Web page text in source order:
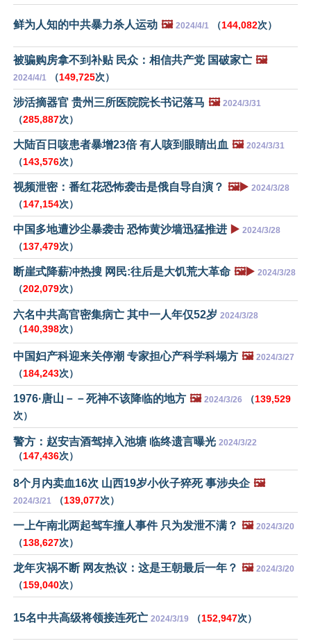
鲜为人知的中共暴力杀人运动 🖼️ 2024/4/1 （144,082次）
被骗购房拿不到补贴 民众：相信共产党 国破家亡 🖼️
2024/4/1 （149,725次）
涉活摘器官 贵州三所医院院长书记落马 🖼️ 2024/3/31
（285,887次）
大陆百日咳患者暴增23倍 有人咳到眼睛出血 🖼️ 2024/3/31
（143,576次）
视频泄密：番红花恐怖袭击是俄自导自演？ 🖼️▶️ 2024/3/28
（147,154次）
中国多地遭沙尘暴袭击 恐怖黄沙墙迅猛推进 ▶️ 2024/3/28
（137,479次）
断崖式降薪冲热搜 网民:往后是大饥荒大革命 🖼️▶️ 2024/3/28
（202,079次）
六名中共高官密集病亡 其中一人年仅52岁 2024/3/28
（140,398次）
中国妇产科迎来关停潮 专家担心产科学科塌方 🖼️ 2024/3/27
（184,243次）
1976·唐山－－死神不该降临的地方 🖼️ 2024/3/26 （139,529
次）
警方：赵安吉酒驾掉入池塘 临终遗言曝光 2024/3/22
（147,436次）
8个月内卖血16次 山西19岁小伙子猝死 事涉央企 🖼️
2024/3/21 （139,077次）
一上午南北两起驾车撞人事件 只为发泄不满？ 🖼️ 2024/3/20
（138,627次）
龙年灾祸不断 网友热议：这是王朝最后一年？ 🖼️ 2024/3/20
（159,040次）
15名中共高级将领接连死亡 2024/3/19 （152,947次）